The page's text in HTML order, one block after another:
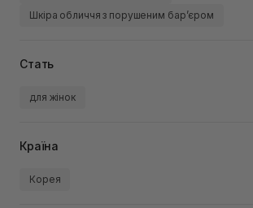
Шкіра обличчя з порушеним барʼєром
Стать
для жінок
Країна
Корея